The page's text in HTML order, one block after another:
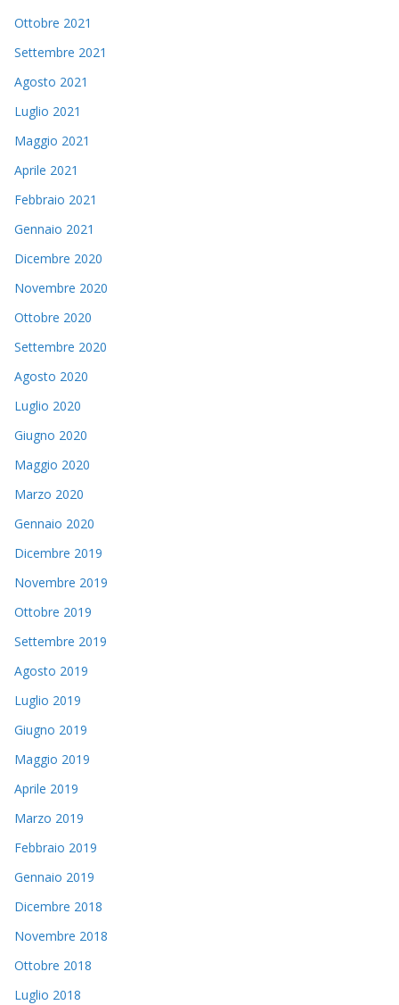
Ottobre 2021
Settembre 2021
Agosto 2021
Luglio 2021
Maggio 2021
Aprile 2021
Febbraio 2021
Gennaio 2021
Dicembre 2020
Novembre 2020
Ottobre 2020
Settembre 2020
Agosto 2020
Luglio 2020
Giugno 2020
Maggio 2020
Marzo 2020
Gennaio 2020
Dicembre 2019
Novembre 2019
Ottobre 2019
Settembre 2019
Agosto 2019
Luglio 2019
Giugno 2019
Maggio 2019
Aprile 2019
Marzo 2019
Febbraio 2019
Gennaio 2019
Dicembre 2018
Novembre 2018
Ottobre 2018
Luglio 2018